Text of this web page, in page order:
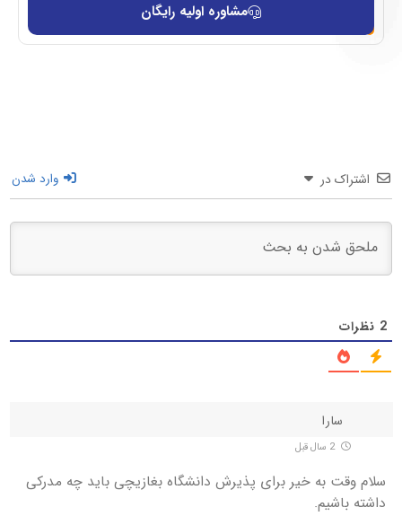
مشاوره اولیه رایگان
اشتراک در وارد شدن
2 نظرات
سارا
2 سال قبل
سلام وقت به خیر برای پذیرش دانشگاه بغازیچی باید چه مدرکی
داشته باشیم.